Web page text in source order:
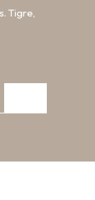
Tigre,